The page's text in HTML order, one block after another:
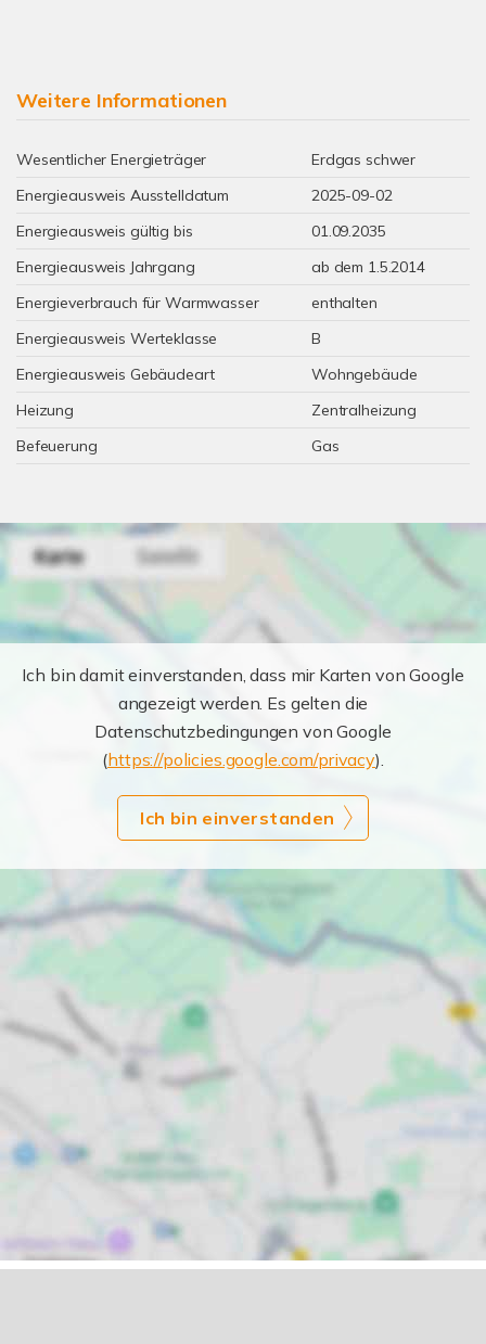
Weitere Informationen
Wesentlicher Energieträger
Erdgas schwer
Energieausweis Ausstelldatum
2025-09-02
Energieausweis gültig bis
01.09.2035
Energieausweis Jahrgang
ab dem 1.5.2014
Energieverbrauch für Warmwasser
enthalten
Energieausweis Werteklasse
B
Energieausweis Gebäudeart
Wohngebäude
Heizung
Zentralheizung
Befeuerung
Gas
Ich bin damit einverstanden, dass mir Karten von Google
angezeigt werden. Es gelten die
Datenschutzbedingungen von Google
(https://policies.google.com/privacy).
Ich bin einverstanden